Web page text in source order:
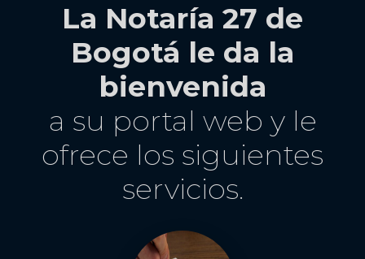
La Notaría 27 de
Bogotá le da la
bienvenida
a su portal web y le
ofrece los siguientes
servicios.